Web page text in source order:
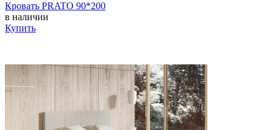
Кровать PRATO 90*200
в наличии
Купить